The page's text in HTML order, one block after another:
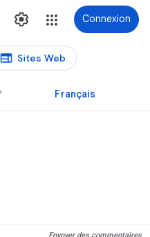
Connexion
Sites Web
Français